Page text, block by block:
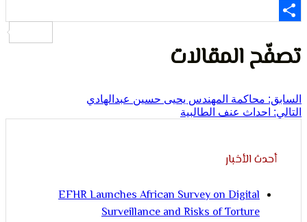
المقالات
محاكمة المهندس يحيى حسين عبدالهادي
عنف الطالبية
الأخبار
EFHR Launches African Survey on Digital
Surveillance and Risks of Torture